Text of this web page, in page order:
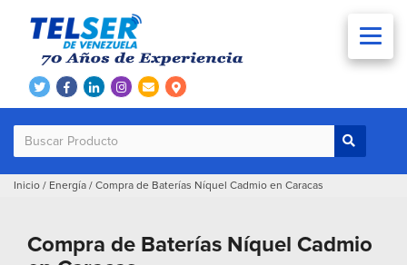
Inicio / Energía / Compra de Baterías Níquel Cadmio en Caracas
Compra de Baterías Níquel Cadmio